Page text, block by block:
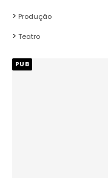
Produção
Teatro
PUB